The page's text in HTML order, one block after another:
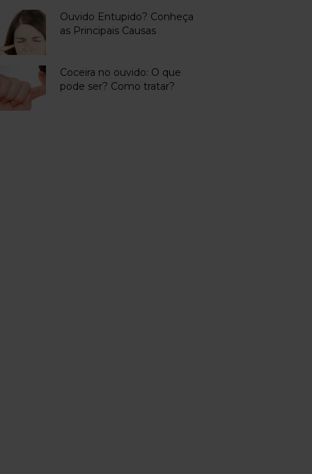
Ouvido Entupido? Conheça
as Principais Causas
Coceira no ouvido: O que
pode ser? Como tratar?